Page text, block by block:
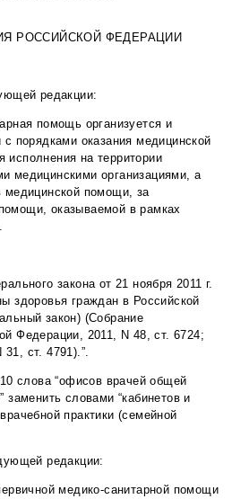
РОССИЙСКОЙ ФЕДЕРАЦИИ
редакции:
помощь организуется и
с порядками оказания медицинской
на территории
медицинскими организациями, а
медицинской помощи, за
оказываемой в рамках
закона от 21 ноября 2011 г.
здоровья граждан в Российской
закон) (Собрание
Федерации, 2011, N 48, ст. 6724;
ст. 4791).”.
слова “офисов врачей общей
заменить словами “кабинетов и
практики (семейной
редакции:
медико-санитарной помощи